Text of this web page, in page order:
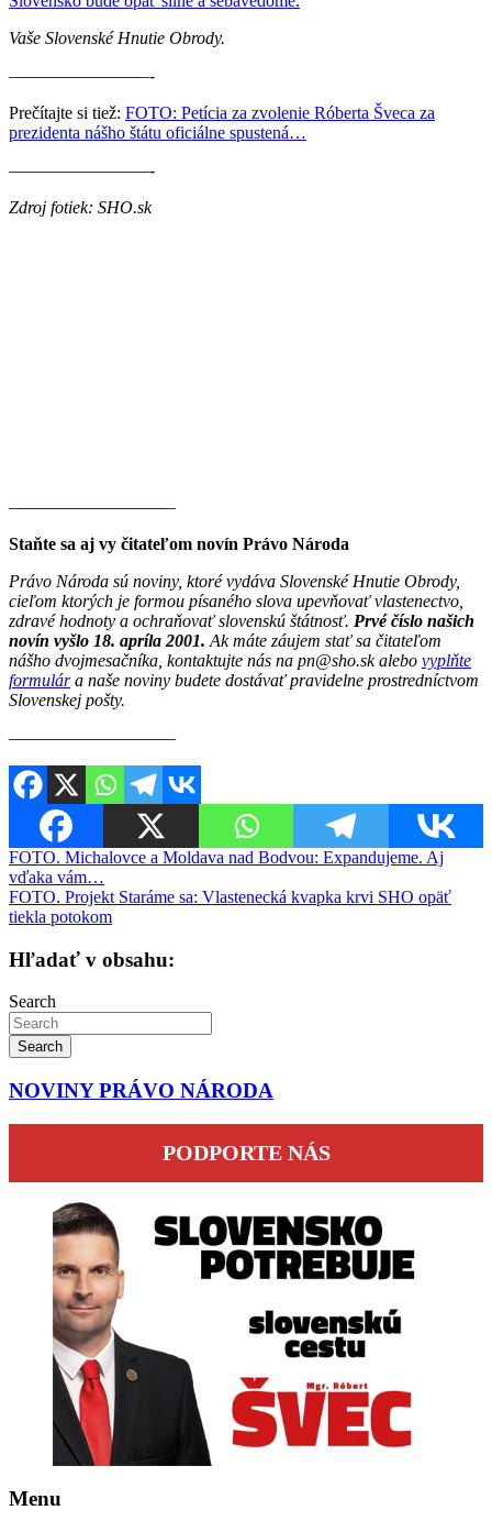
Vaše Slovenské Hnutie Obrody.
————————-
Prečítajte si tiež: FOTO: Petícia za zvolenie Róberta Šveca za
prezidenta nášho štátu oficiálne spustená…
————————-
Zdroj fotiek: SHO.sk
———————–——
Staňte sa aj vy čitateľom novín Právo Národa
Právo Národa sú noviny, ktoré vydáva Slovenské Hnutie Obrody,
cieľom ktorých je formou písaného slova upevňovať vlastenectvo,
zdravé hodnoty a ochraňovať slovenskú štátnosť. Prvé číslo našich
novín vyšlo 18. apríla 2001. Ak máte záujem stať sa čitateľom
nášho dvojmesačníka, kontaktujte nás na pn@sho.sk alebo vyplňte
formulára naše noviny budete dostávať pravidelne prostredníctvom
Slovenskej pošty.
————————–—
Navigácia
v
článku
FOTO. Michalovce a Moldava nad Bodvou: Expandujeme. Aj
vďaka vám…
FOTO. Projekt Staráme sa: Vlastenecká kvapka krvi SHO opäť
tiekla potokom
Hľadať v obsahu:
Search
Search
NOVINY PRÁVO NÁRODA
PODPORTE NÁS
Menu